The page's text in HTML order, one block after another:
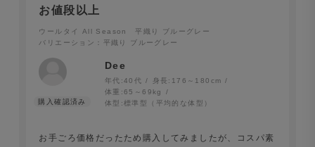
お値段以上
ウールタイ All Season 平織り ブルーグレー
バリエーション：平織り ブルーグレー
Dee
年代:40代 身長: 176～180cm
体重:65～69kg
体型:標準型（平均的な体型）
お手ごろ価格だったため購入してみましたが、コスパ素